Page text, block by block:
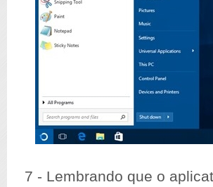
7 - Lembrando que o